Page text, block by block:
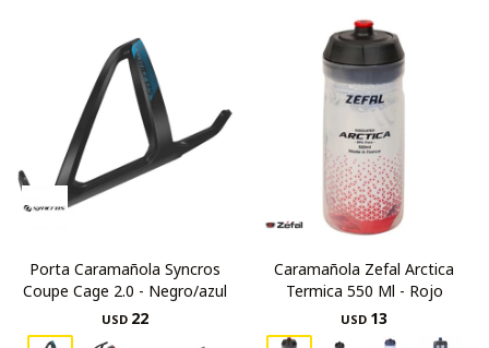
Porta Caramañola Syncros
Coupe Cage 2.0 - Negro/azul
USD 22
Caramañola Zefal Arctica
Termica 550 Ml - Rojo
USD 13